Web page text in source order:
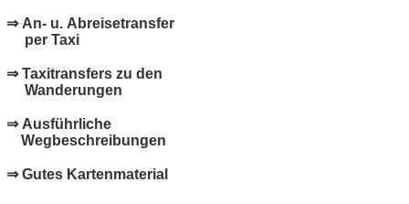
⇒ An- u. Abreisetransfer
per Taxi
⇒ Taxitransfers zu den
Wanderungen
⇒ Ausführliche
Wegbeschreibungen
⇒ Gutes Kartenmaterial